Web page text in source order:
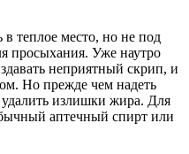
в теплое место, но не под
просыхания. Уже наутро
неприятный скрип, и
Но прежде чем надеть
удалить излишки жира. Для
аптечный спирт или